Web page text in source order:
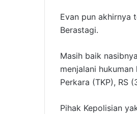
Evan pun akhirnya
Berastagi.
Masih baik
menjalani
Perkara (TKP), RS
Pihak Kepolisian